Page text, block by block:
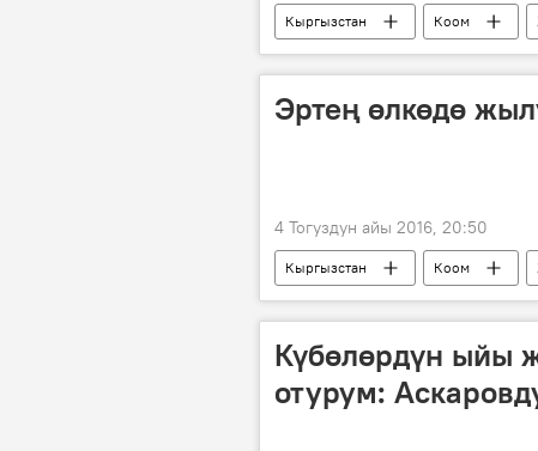
Кыргызстан Коом
депутат
Эртең өлкөдө
4 Тогуздун айы 2016, 20:50
Кыргызстан Коом
Күбөлөрдүн ыйы
отурум: